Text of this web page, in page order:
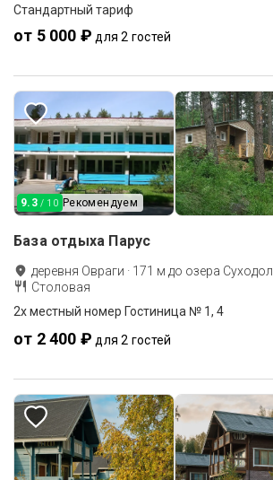
Стандартный тариф
от 5 000 ₽ для 2 гостей
9.3 / 10 Рекомендуем
База отдыха Парус
деревня Овраги · 171 м до озера
Столовая
2х местный номер Гостиница № 1, 4
от 2 400 ₽ для 2 гостей